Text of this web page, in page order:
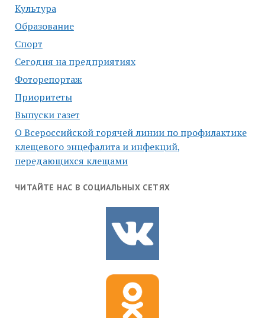
Культура
Образование
Спорт
Сегодня на предприятиях
Фоторепортаж
Приоритеты
Выпуски газет
О Всероссийской горячей линии по профилактике
клещевого энцефалита и инфекций,
передающихся клещами
ЧИТАЙТЕ НАС В СОЦИАЛЬНЫХ СЕТЯХ